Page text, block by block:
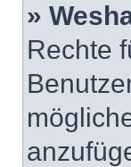
»
Rechte